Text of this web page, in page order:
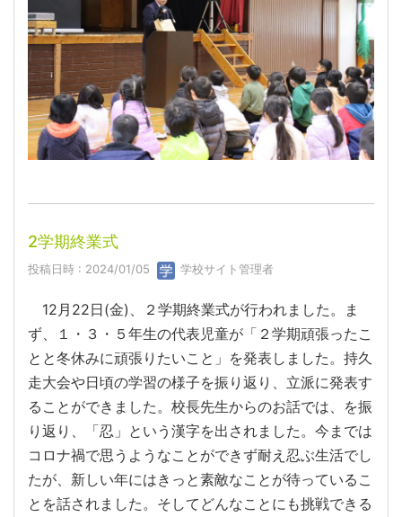
2学期終業式
投稿日時 : 2024/01/05 学校サイト管理者
12月22日(金)、２学期終業式が行われました。ま
ず、１・３・５年生の代表児童が「２学期頑張ったこ
とと冬休みに頑張りたいこと」を発表しました。持久
走大会や日頃の学習の様子を振り返り、立派に発表す
ることができました。校長先生からのお話では、を振
り返り、「忍」という漢字を出されました。今までは
コロナ禍で思うようなことができず耐え忍ぶ生活でし
たが、新しい年にはきっと素敵なことが待っているこ
とを話されました。そしてどんなことにも挑戦できる